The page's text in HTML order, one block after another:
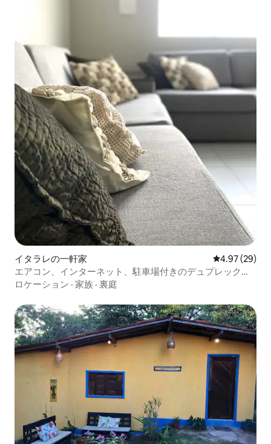
イタラレの一軒家 レビュー29
4.97 (29)
エアコン、インターネット、駐車場付きのデュプレックス
10分PP
ロケーション · 家族 · 裏庭